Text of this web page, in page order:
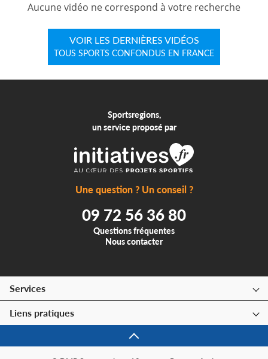
Aucune vidéo ne correspond à votre recherche
VOIR LES DERNIÈRES VIDÉOS
TOUS SPORTS CONFONDUS EN FRANCE
Sportsregions,
un service proposé par
Une question ? Un conseil ?
09 72 56 36 80
Questions fréquentes
Nous contacter
Services
Liens pratiques